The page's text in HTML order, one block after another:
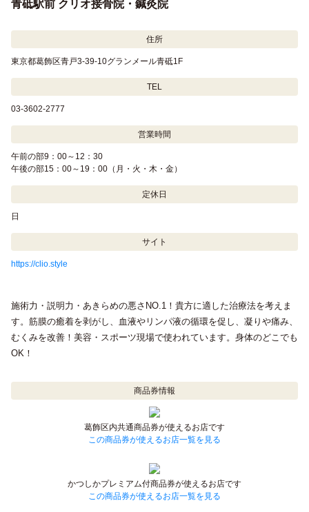
青砥駅前 クリオ接骨院・鍼灸院
住所
東京都葛飾区青戸3-39-10グランメール青砥1F
TEL
03-3602-2777
営業時間
午前の部9：00～12：30
午後の部15：00～19：00（月・火・木・金）
定休日
日
サイト
https://clio.style
施術力・説明力・あきらめの悪さNO.1！貴方に適した治療法を考えま
す。筋膜の癒着を剥がし、血液やリンパ液の循環を促し、凝りや痛み、
むくみを改善！美容・スポーツ現場で使われています。身体のどこでも
OK！
商品券情報
葛飾区内共通商品券が使えるお店です
この商品券が使えるお店一覧を見る
かつしかプレミアム付商品券が使えるお店です
この商品券が使えるお店一覧を見る